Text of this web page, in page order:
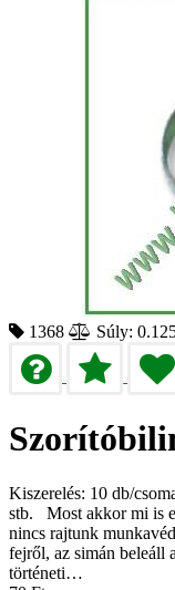
1368 Súly:
Kiszerelés: 10 db/
stb. Most akkor mi is
nincs rajtunk
fejről, az simán
történeti…